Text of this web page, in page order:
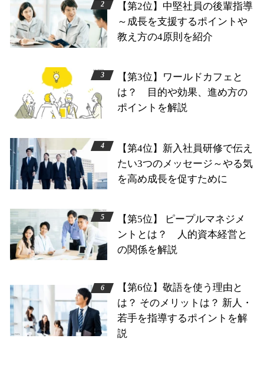
【第2位】中堅社員の後輩指導
～成長を支援するポイントや
教え方の4原則を紹介
【第3位】ワールドカフェと
は？ 目的や効果、進め方の
ポイントを解説
【第4位】新入社員研修で伝え
たい3つのメッセージ～やる気
を高め成長を促すために
【第5位】 ピープルマネジメ
ントとは？ 人的資本経営と
の関係を解説
【第6位】敬語を使う理由と
は？ そのメリットは？ 新人・
若手を指導するポイントを解
説